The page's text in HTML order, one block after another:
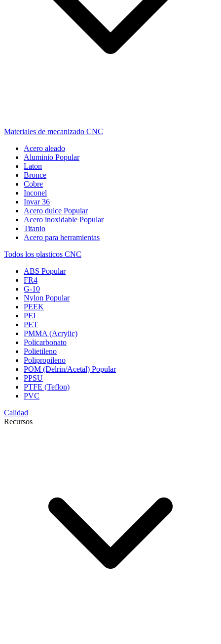
Materiales de mecanizado CNC
Acero aleado
Aluminio Popular
Laton
Bronce
Cobre
Inconel
Invar 36
Acero dulce Popular
Acero inoxidable Popular
Titanio
Acero para herramientas
Todos los plasticos CNC
ABS Popular
FR4
G-10
Nylon Popular
PEEK
PEI
PET
PMMA (Acrylic)
Policarbonato
Polietileno
Polipropileno
POM (Delrin/Acetal) Popular
PPSU
PTFE (Teflon)
PVC
Calidad
Recursos